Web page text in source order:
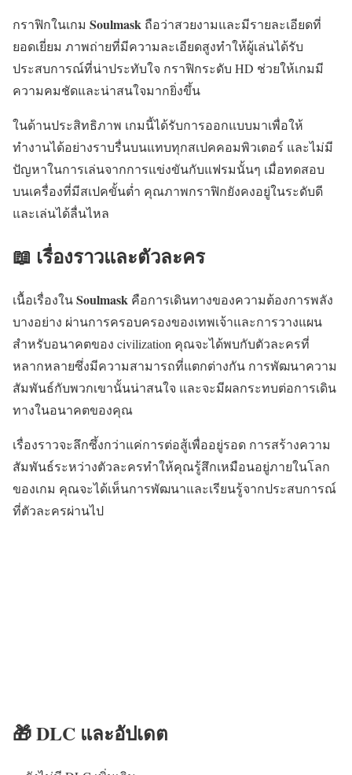
กราฟิกในเกม Soulmask ถือว่าสวยงามและมีรายละเอียดที่
ยอดเยี่ยม ภาพถ่ายที่มีความละเอียดสูงทำให้ผู้เล่นได้รับ
ประสบการณ์ที่น่าประทับใจ กราฟิกระดับ HD ช่วยให้เกมมี
ความคมชัดและน่าสนใจมากยิ่งขึ้น
ในด้านประสิทธิภาพ เกมนี้ได้รับการออกแบบมาเพื่อให้
ทำงานได้อย่างราบรื่นบนแทบทุกสเปคคอมพิวเตอร์ และไม่มี
ปัญหาในการเล่นจากการแข่งขันกับแฟรมนั้นๆ เมื่อทดสอบ
บนเครื่องที่มีสเปคขั้นต่ำ คุณภาพกราฟิกยังคงอยู่ในระดับดี
และเล่นได้ลื่นไหล
📖 เรื่องราวและตัวละคร
เนื้อเรื่องในSoulmask คือการเดินทางของความต้องการพลัง
บางอย่าง ผ่านการครอบครองของเทพเจ้าและการวางแผน
สำหรับอนาคตของ civilization คุณจะได้พบกับตัวละครที่
หลากหลายซึ่งมีความสามารถที่แตกต่างกัน การพัฒนาความ
สัมพันธ์กับพวกเขานั้นน่าสนใจ และจะมีผลกระทบต่อการเดิน
ทางในอนาคตของคุณ
เรื่องราวจะลึกซึ้งกว่าแค่การต่อสู้เพื่ออยู่รอด การสร้างความ
สัมพันธ์ระหว่างตัวละครทำให้คุณรู้สึกเหมือนอยู่ภายในโลก
ของเกม คุณจะได้เห็นการพัฒนาและเรียนรู้จากประสบการณ์
ที่ตัวละครผ่านไป
🎁 DLC และอัปเดต